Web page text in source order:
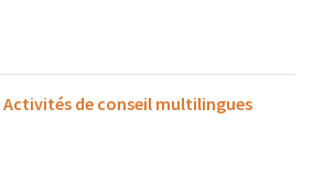
Activités de conseil multilingues